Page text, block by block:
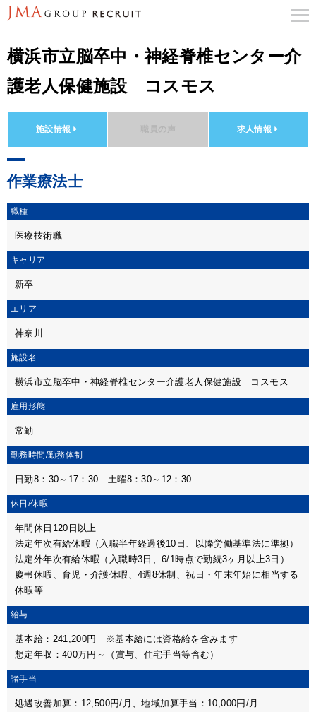
横浜市立脳卒中・神経脊椎センター介
護老人保健施設 コスモス
施設情報 求人情報
作業療法士
職種
医療技術職
キャリア
新卒
エリア
神奈川
施設名
横浜市立脳卒中・神経脊椎センター介護老人保健施設 コスモス
雇用形態
常勤
勤務時間/勤務体制
日勤8：30～17：30 土曜8：30～12：30
休日/休暇
年間休日120日以上
法定年次有給休暇（入職半年経過後10日、以降労働基準法に準拠）
法定外年次有給休暇（入職時3日、6/1時点で勤続3ヶ月以上3日）
慶弔休暇、育児・介護休暇、4週8休制、祝日・年末年始に相当する
休暇等
給与
基本給：241,200円 ※基本給には資格給を含みます
想定年収：400万円～（賞与、住宅手当等含む）
諸手当
処遇改善加算：12,500円/月、地域加算手当：10,000円/月